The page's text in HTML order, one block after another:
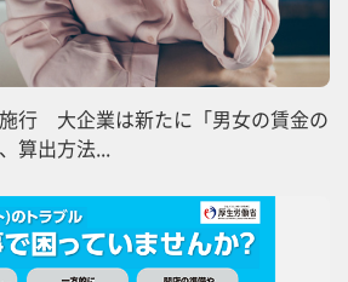
行 大企業は新たに「男女の賃金の
算出方法...